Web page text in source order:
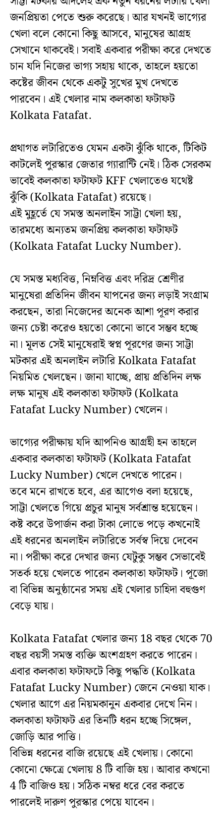
জনপ্রিয়তা পেতে শুরু করেছে। আর যখনই ভাগ্যের
খেলা বলে কোনো কিছু আসবে, মানুষের আগ্রহ
সেখানে থাকবেই। সবাই একবার পরীক্ষা করে দেখতে
চান যদি নিজের ভাগ্য সহায় থাকে, তাহলে হয়তো
কষ্টের জীবন থেকে একটু সুখের মুখ দেখতে
পারবেন। এই খেলার নাম কলকাতা ফটাফট
Kolkata Fatafat.
প্রথাগত লটারিতেও যেমন একটা ঝুঁকি থাকে, টিকিট
কাটলেই পুরস্কার জেতার গ্যারান্টি নেই। ঠিক সেরকম
ভাবেই কলকাতা ফটাফট KFF খেলাতেও যথেষ্ট
ঝুঁকি (Kolkata Fatafat) রয়েছে।
এই মুহূর্তে যে সমস্ত অনলাইন সাট্টা খেলা হয়,
তারমধ্যে অন্যতম জনপ্রিয় কলকাতা ফটাফট
(Kolkata Fatafat Lucky Number).
যে সমস্ত মধ্যবিত্ত, নিম্নবিত্ত এবং দরিদ্র শ্রেণীর
মানুষেরা প্রতিদিন জীবন যাপনের জন্য লড়াই সংগ্রাম
করছেন, তারা নিজেদের অনেক আশা পূরণ করার
জন্য চেষ্টা করেও হয়তো কোনো ভাবে সম্ভব হচ্ছে
না। মূলত সেই মানুষেরাই স্বপ্ন পূরণের জন্য সাট্টা
মটকার এই অনলাইন লটারি Kolkata Fatafat
নিয়মিত খেলছেন। জানা যাচ্ছে, প্রায় প্রতিদিন লক্ষ
লক্ষ মানুষ এই কলকাতা ফটাফট (Kolkata
Fatafat Lucky Number) খেলেন।
ভাগ্যের পরীক্ষায় যদি আপনিও আগ্রহী হন তাহলে
একবার কলকাতা ফটাফট (Kolkata Fatafat
Lucky Number) খেলে দেখতে পারেন।
তবে মনে রাখতে হবে, এর আগেও বলা হয়েছে,
সাট্টা খেলতে গিয়ে প্রচুর মানুষ সর্বশ্রান্ত হয়েছেন।
কষ্ট করে উপার্জন করা টাকা লোভে পড়ে কখনোই
এই ধরনের অনলাইন লটারিতে সর্বস্ব দিয়ে দেবেন
না। পরীক্ষা করে দেখার জন্য যেটুকু সম্ভব সেভাবেই
সতর্ক হয়ে খেলতে পারেন কলকাতা ফটাফট। পূজো
বা বিভিন্ন অনুষ্ঠানের সময় এই খেলার চাহিদা বহুগুণ
বেড়ে যায়।
Kolkata Fatafat খেলার জন্য 18 বছর থেকে 70
বছর বয়সী সমস্ত ব্যক্তি অংশগ্রহণ করতে পারেন।
এবার কলকাতা ফটাফটে কিছু পদ্ধতি (Kolkata
Fatafat Lucky Number) জেনে নেওয়া যাক।
খেলার আগে এর নিয়মকানুন একবার দেখে নিন।
কলকাতা ফটাফট এর তিনটি ধরন হচ্ছে সিঙ্গেল,
জোড়ি আর পাত্তি।
বিভিন্ন ধরনের বাজি রয়েছে এই খেলায়। কোনো
কোনো ক্ষেত্রে খেলায় 8 টি বাজি হয়। আবার কখনো
4 টি বাজিও হয়। সঠিক নম্বর ধরে বের করতে
পারলেই দারুণ পুরস্কার পেয়ে যাবেন।